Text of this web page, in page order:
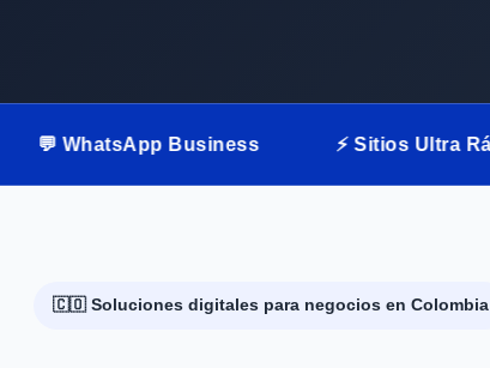
Business ⚡ Sitios Ultra Rápidos
🇨🇴 Soluciones digitales para negocios en Colombia